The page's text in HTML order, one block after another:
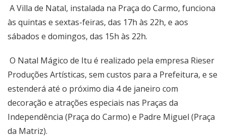
A Villa de Natal, instalada na Praça do Carmo, funciona
às quintas e sextas-feiras, das 17h às 22h, e aos
sábados e domingos, das 15h às 22h.
O Natal Mágico de Itu é realizado pela empresa Rieser
Produções Artísticas, sem custos para a Prefeitura, e se
estenderá até o próximo dia 4 de janeiro com
decoração e atrações especiais nas Praças da
Independência (Praça do Carmo) e Padre Miguel (Praça
da Matriz).